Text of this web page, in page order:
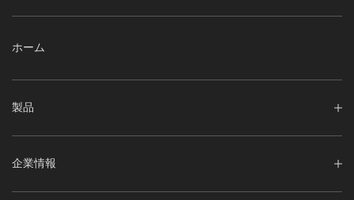
ホーム
製品
企業情報